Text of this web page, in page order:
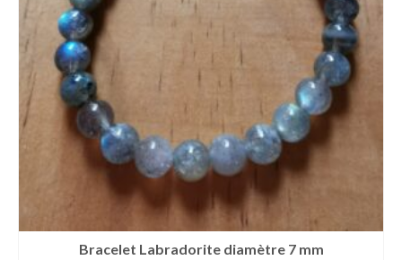
Bracelet Labradorite diamètre 7 mm